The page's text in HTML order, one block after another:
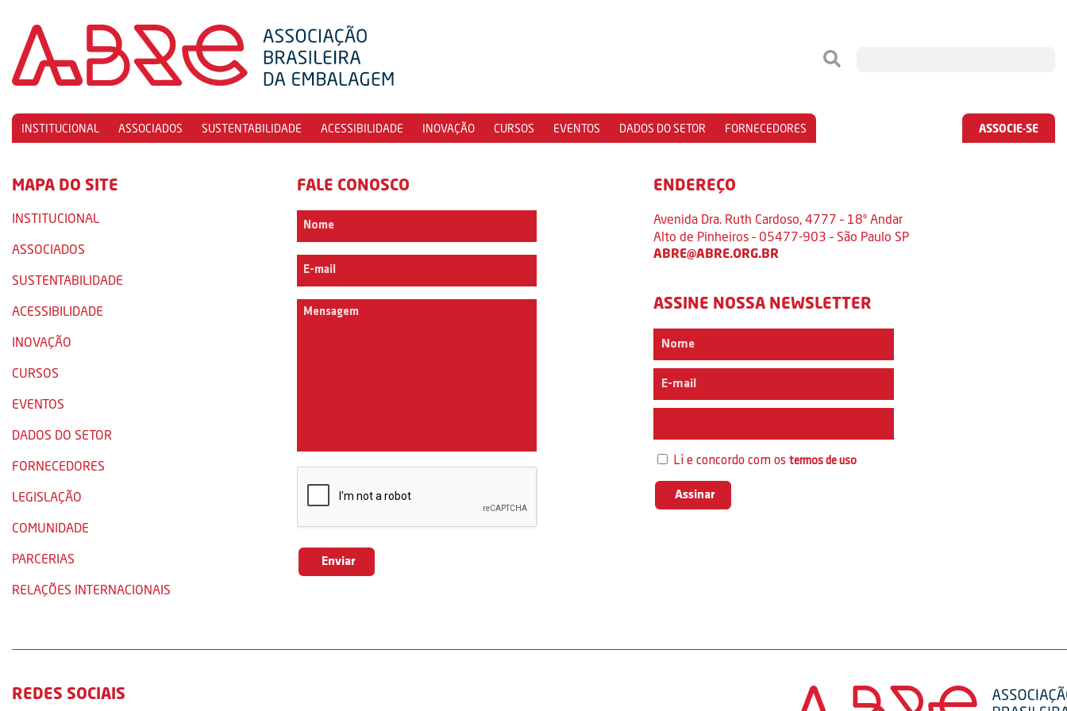
INSTITUCIONAL ASSOCIADOS SUSTENTABILIDADE ACESSIBILIDADE INOVAÇÃO CURSOS EVENTOS DADOS DO SETOR FORNECEDORES ASSOCIE-SE
MAPA DO SITE
INSTITUCIONAL
ASSOCIADOS
SUSTENTABILIDADE
ACESSIBILIDADE
INOVAÇÃO
CURSOS
EVENTOS
DADOS DO SETOR
FORNECEDORES
LEGISLAÇÃO
COMUNIDADE
PARCERIAS
RELAÇÕES INTERNACIONAIS
FALE CONOSCO ENDEREÇO
Avenida Dra. Ruth Cardoso, 4777 – 18º Andar
Alto de Pinheiros – 05477-903 – São Paulo SP
ABRE@ABRE.ORG.BR
ASSINE NOSSA NEWSLETTER
Li e concordo com ostermos de uso
REDES SOCIAIS